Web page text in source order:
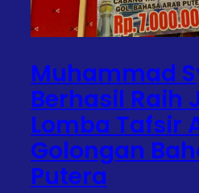
Muhammad
Berhasil Raih
Lomba Tafsir
Golongan
Putera